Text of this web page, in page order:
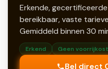
Erkende,
bereikbaar, vaste
Gemiddeld binnen 30
Erkend Geen
Bel direct